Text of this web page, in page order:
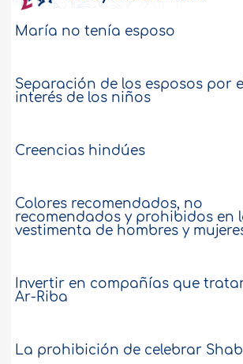
María no tenía esposo
Separación de los esposos por
interés de los niños
Creencias hindúes
Colores recomendados, no
recomendados y prohibidos en
vestimenta de hombres y
Invertir en compañías que
Ar-Riba
La prohibición de celebrar